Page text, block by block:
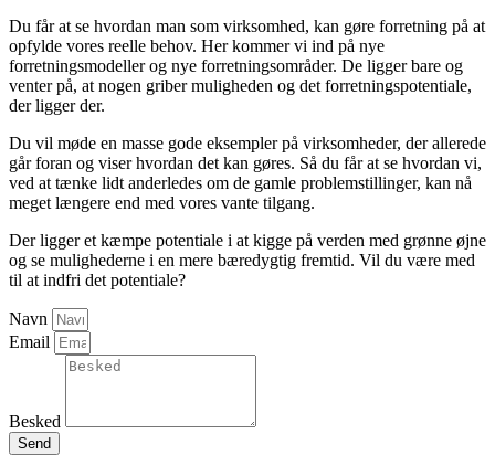
Du får at se hvordan man som virksomhed, kan gøre forretning på at
opfylde vores reelle behov. Her kommer vi ind på nye
forretningsmodeller og nye forretningsområder. De ligger bare og
venter på, at nogen griber muligheden og det forretningspotentiale,
der ligger der.
Du vil møde en masse gode eksempler på virksomheder, der allerede
går foran og viser hvordan det kan gøres. Så du får at se hvordan vi,
ved at tænke lidt anderledes om de gamle problemstillinger, kan nå
meget længere end med vores vante tilgang.
Der ligger et kæmpe potentiale i at kigge på verden med grønne øjne
og se mulighederne i en mere bæredygtig fremtid. Vil du være med
til at indfri det potentiale?
Navn
Email
Besked
Send